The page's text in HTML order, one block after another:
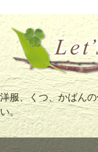
洋服、くつ、かばん
い。